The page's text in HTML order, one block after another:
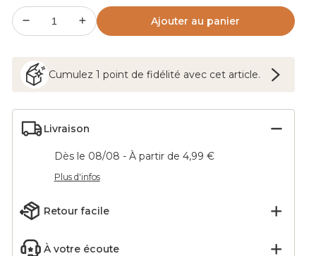
Ajouter au panier
Cumulez 1 pointde fidélité avec cet article.
Livraison
Dès le 08/08 - À partir de 4,99 €
Plus d'infos
Retour facile
À votre écoute